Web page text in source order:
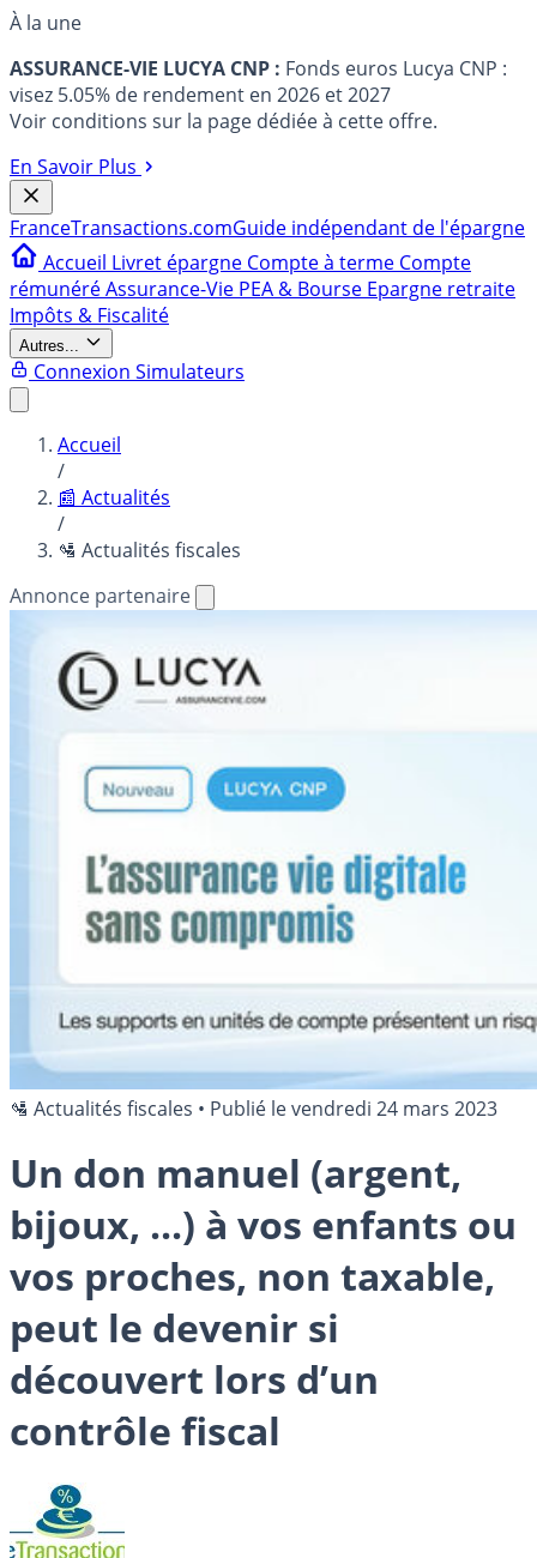
À la une
ASSURANCE-VIE LUCYA CNP : Fonds euros Lucya CNP :
visez 5.05% de rendement en 2026 et 2027
Voir conditions sur la page dédiée à cette offre.
En Savoir Plus
FranceTransactions.comGuide indépendant de l'épargne
Accueil Livret épargne Compte à terme Compte
rémunéréAssurance-Vie PEA & Bourse Epargne retraite
Impôts & Fiscalité
Autres...
Connexion Simulateurs
Accueil
/
📰 Actualités
/
🛂 Actualités fiscales
Annonce partenaire
🛂 Actualités fiscales • Publié levendredi 24 mars 2023
Un don manuel (argent,
bijoux, ...) à vos enfants ou
vos proches, non taxable,
peut le devenir si
découvert lors d’un
contrôle fiscal